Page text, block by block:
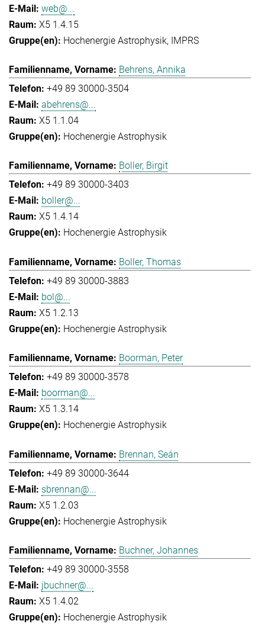
web@...
X5 1.4.15
Hochenergie Astrophysik IMPRS
Behrens, Annika
+49 89 30000-3504
abehrens@...
X5 1.1.04
Hochenergie Astrophysik
Boller, Birgit
+49 89 30000-3403
boller@...
X5 1.4.14
Hochenergie Astrophysik
Boller, Thomas
+49 89 30000-3883
bol@...
X5 1.2.13
Hochenergie Astrophysik
Boorman, Peter
+49 89 30000-3578
boorman@...
X5 1.3.14
Hochenergie Astrophysik
Brennan, Seán
+49 89 30000-3644
sbrennan@...
X5 1.2.03
Hochenergie Astrophysik
Buchner, Johannes
+49 89 30000-3558
jbuchner@...
X5 1.4.02
Hochenergie Astrophysik